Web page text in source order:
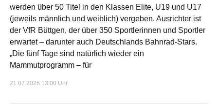
werden über 50 Titel in den Klassen Elite, U19 und U17
(jeweils männlich und weiblich) vergeben. Ausrichter ist
der VfR Büttgen, der über 350 Sportlerinnen und Sportler
erwartet – darunter auch Deutschlands Bahnrad-Stars.
„Die fünf Tage sind natürlich wieder ein
Mammutprogramm – für
21.07.2026 13:00 Uhr